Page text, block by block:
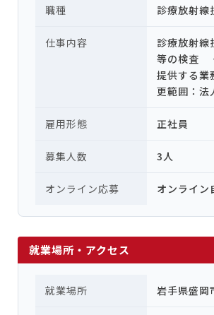
職種 診療放射線
仕事内容
診療放射
等の検査
提供する
更範囲：
雇用形態 正社員
募集人数 3人
オンライン応募 オンライン
就業場所・アクセス
就業場所 岩手県盛岡